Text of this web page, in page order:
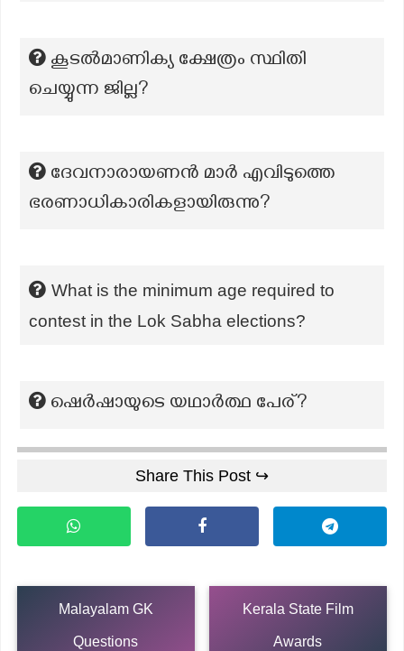
കൂടല്‍മാണിക്യ ക്ഷേത്രം സ്ഥിതി
ചെയ്യുന്ന ജില്ല?
ദേവനാരായണൻ മാർ എവിടുത്തെ
ഭരണാധികാരികളായിരുന്നു?
What is the minimum age required to
contest in the Lok Sabha elections?
ഷെർഷായുടെ യഥാർത്ഥ പേര്?
Share This Post ↪
Malayalam GK
Questions
Kerala State Film
Awards